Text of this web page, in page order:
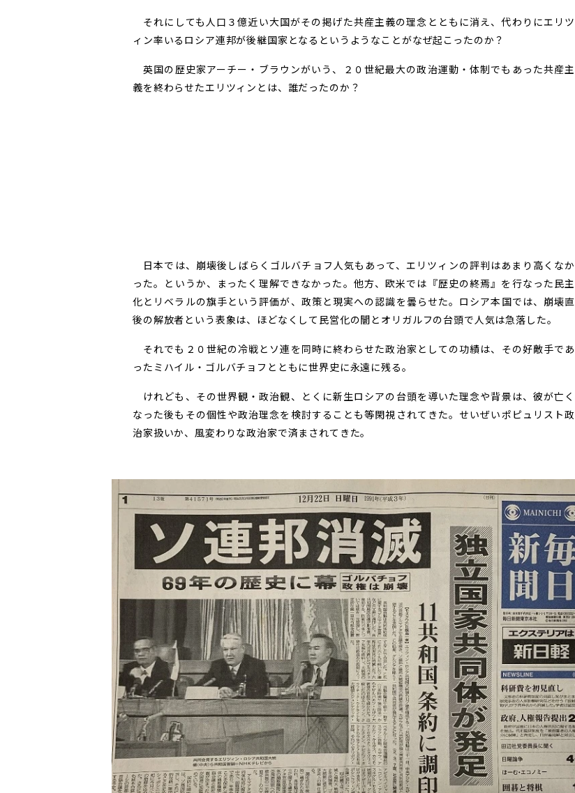
それにしても人口３億近い大国がその掲げた共産主義の理念とともに消え、代わりにエリツ
ィン率いるロシア連邦が後継国家となるというようなことがなぜ起こったのか？
英国の歴史家アーチー・ブラウンがいう、２０世紀最大の政治運動・体制でもあった共産主
義を終わらせたエリツィンとは、誰だったのか？
日本では、崩壊後しばらくゴルバチョフ人気もあって、エリツィンの評判はあまり高くなか
った。というか、まったく理解できなかった。他方、欧米では『歴史の終焉』を行なった民主
化とリベラルの旗手という評価が、政策と現実への認識を曇らせた。ロシア本国では、崩壊直
後の解放者という表象は、ほどなくして民営化の闇とオリガルフの台頭で人気は急落した。
それでも２０世紀の冷戦とソ連を同時に終わらせた政治家としての功績は、その好敵手であ
ったミハイル・ゴルバチョフとともに世界史に永遠に残る。
けれども、その世界観・政治観、とくに新生ロシアの台頭を導いた理念や背景は、彼が亡く
なった後もその個性や政治理念を検討することも等閑視されてきた。せいぜいポピュリスト政
治家扱いか、風変わりな政治家で済まされてきた。